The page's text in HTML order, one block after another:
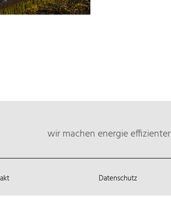
wir machen energie effizienter
Datenschutz